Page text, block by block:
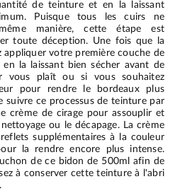
de teinture et en la laissant
Puisque tous les cuirs ne
manière, cette étape est
toute déception. Une fois que la
votre première couche de
la laissant bien sécher avant de
vous plaît ou si vous souhaitez
pour rendre le bordeaux plus
suivre ce processus de teinture par
crème de cirage pour assouplir et
ou le décapage. La crème
supplémentaires à la couleur
la rendre encore plus intense.
de ce bidon de 500ml afin de
à conserver cette teinture à l'abri